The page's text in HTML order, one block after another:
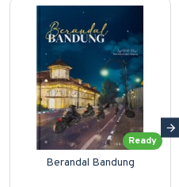
Ready
Berandal Bandung